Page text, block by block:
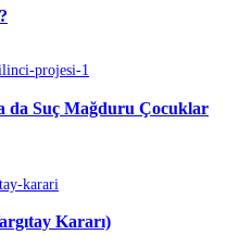
da Suç Mağduru Çocuklar
Kararı)